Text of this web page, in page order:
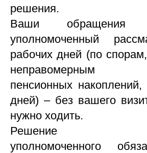
решения.
Ваши обращения
уполномоченный
рабочих дней (по
неправомерным
пенсионных
дней) – без вашего
нужно ходить.
Решение
уполномоченного